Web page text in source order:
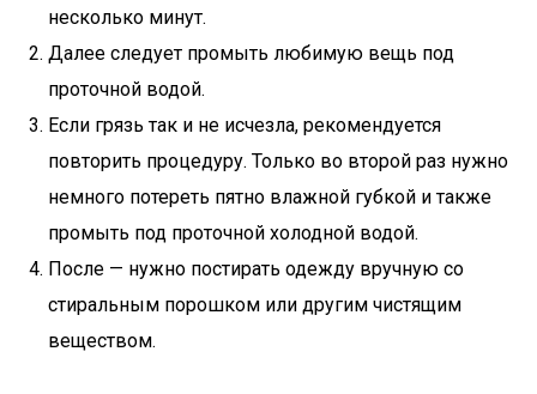
несколько минут.
Далее следует промыть любимую вещь под
проточной водой.
Если грязь так и не исчезла, рекомендуется
повторить процедуру. Только во второй раз нужно
немного потереть пятно влажной губкой и также
промыть под проточной холодной водой.
После — нужно постирать одежду вручную со
стиральным порошком или другим чистящим
веществом.